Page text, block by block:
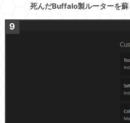
死んだBuffalo製ルーターを